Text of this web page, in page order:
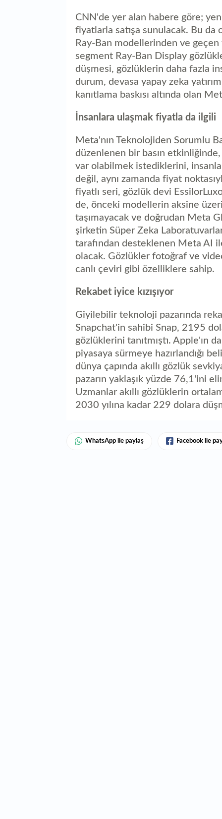
CNN'de yer alan habere göre;
fiyatlarla satışa sunulacak. Bu da
Ray-Ban modellerinden ve
segment Ray-Ban Display
düşmesi, gözlüklerin daha fazla
durum, devasa yapay zeka
kanıtlama baskısı altında olan
İnsanlara ulaşmak fiyatla da ilgili
Meta'nın Teknolojiden Sorumlu
düzenlenen bir basın
var olabilmek istediklerini,
değil, aynı zamanda fiyat
fiyatlı seri, gözlük devi
de, önceki modellerin aksine
taşımayacak ve doğrudan Meta
şirketin Süper Zeka
tarafından desteklenen Meta AI
olacak. Gözlükler fotoğraf ve
canlı çeviri gibi özelliklere sahip.
Rekabet iyice kızışıyor
Giyilebilir teknoloji pazarında
Snapchat'in sahibi Snap, 2195
gözlüklerini tanıtmıştı. Apple'ın
piyasaya sürmeye hazırlandığı
dünya çapında akıllı gözlük
pazarın yaklaşık yüzde 76,1'ini
Uzmanlar akıllı gözlüklerin
2030 yılına kadar 229 dolara
WhatsApp ile paylaş Facebook ile